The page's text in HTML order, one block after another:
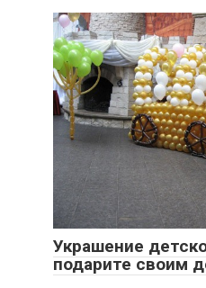
Украшение
подарите своим